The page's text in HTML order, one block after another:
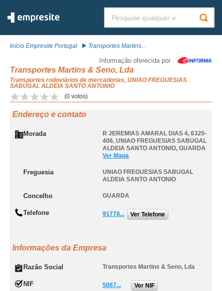
Início Empresite Portugal Transportes Martins...
Informação oferecida por
Transportes Martins & Seno, Lda
Transportes rodoviários de mercadorias, UNIAO FREGUESIAS
SABUGAL ALDEIA SANTO ANTONIO
(0 votos)
Endereço e contato
Morada
R JEREMIAS AMARAL DIAS 4, 6320-
406, UNIAO FREGUESIAS SABUGAL
ALDEIA SANTO ANTONIO, GUARDA
Ver Mapa
Freguesia
UNIAO FREGUESIAS SABUGAL
ALDEIA SANTO ANTONIO
Concelho GUARDA
Telefone 91778... Ver Telefone
Informações da Empresa
Razão Social Transportes Martins & Seno, Lda
NIF 5067... Ver NIF